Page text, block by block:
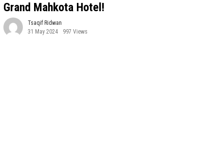
Grand Mahkota Hotel!
Tsaqif Ridwan
31 May 2024
997 Views